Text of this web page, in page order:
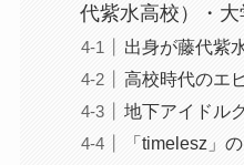
代紫水高校）・
出身が藤代紫
高校時代のエ
地下アイドル
「timelesz」